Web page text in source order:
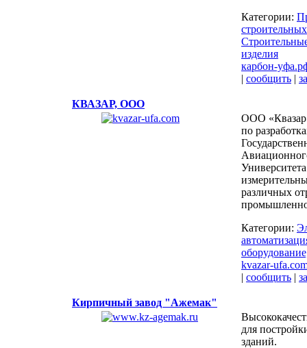
Категории:
изделия
карбон-
| сообщить |
КВАЗАР, ООО
ООО
по
различных
Категории:
kvazar-
| сообщить |
Кирпичный завод "Ажемак"
для
зданий.